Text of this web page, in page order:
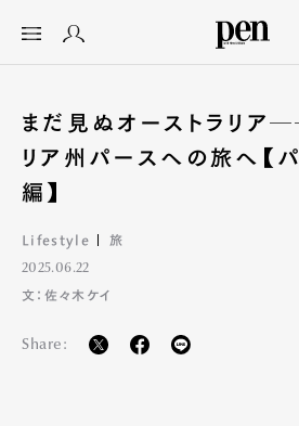
まだ見ぬオーストラリア
リア州パースへの旅へ【
編】
Lifestyle 旅
2025.06.22
文：佐々木ケイ
Share: